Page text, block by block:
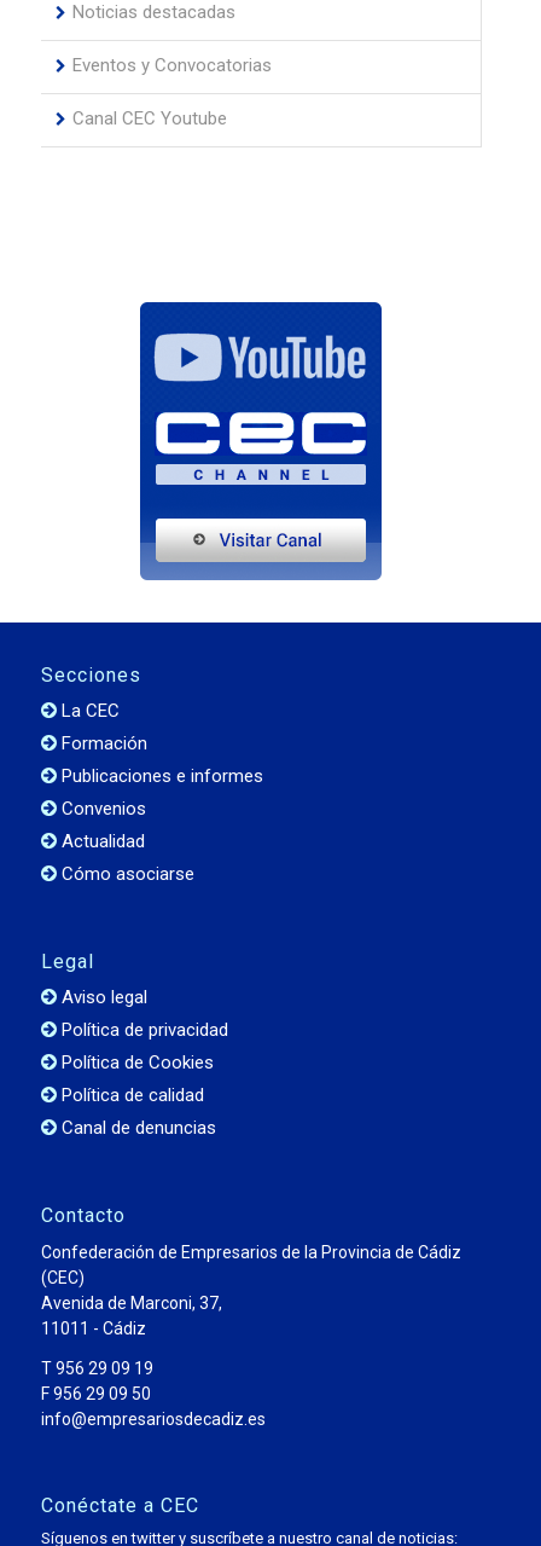
Noticias destacadas
Eventos y Convocatorias
Canal CEC Youtube
Secciones
La CEC
Formación
Publicaciones e informes
Convenios
Actualidad
Cómo asociarse
Legal
Aviso legal
Política de privacidad
Política de Cookies
Política de calidad
Canal de denuncias
Contacto
Confederación de Empresarios de la Provincia de Cádiz
(CEC)
Avenida de Marconi, 37,
11011 - Cádiz
T 956 29 09 19
F 956 29 09 50
info@empresariosdecadiz.es
Conéctate a CEC
Síguenos en twitter y suscríbete a nuestro canal de noticias: